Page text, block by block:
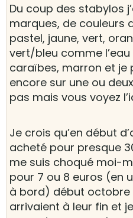
Du coup des stabylos
marques, de couleurs
pastel, jaune, vert,
vert/bleu comme
caraïbes, marron et je
encore sur une ou
pas mais vous voyez
Je crois qu’en début
acheté pour presque
me suis choqué moi-
pour 7 ou 8 euros (en
à bord) début octobre
arrivaient à leur fin et